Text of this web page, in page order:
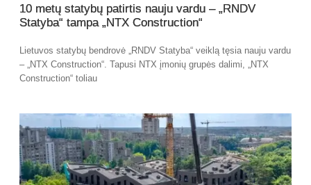
10 metų statybų patirtis nauju vardu – „RNDV
Statyba“ tampa „NTX Construction“
Lietuvos statybų bendrovė „RNDV Statyba“ veiklą tęsia nauju vardu
– „NTX Construction“. Tapusi NTX įmonių grupės dalimi, „NTX
Construction“ toliau